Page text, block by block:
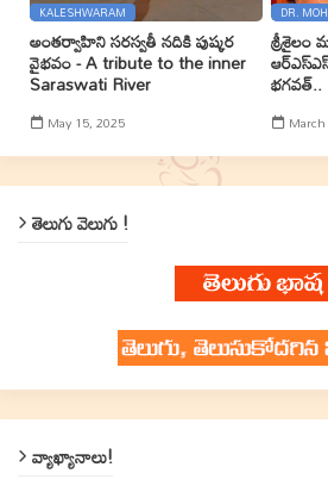
KALESHWARAM
అంతర్వాహిని సరస్వతీ నదికి పుష్కర
వైభవం - A tribute to the inner
Saraswati River
May 15, 2025
DR.
శ్రీశైలం
భగవత్..
తెలుగు వెలుగు !
వ్యాఖ్యానాలు!